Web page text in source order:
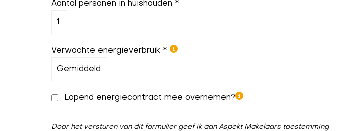
Aantal personen in huishouden *
Verwachte energieverbruik *
Lopend energiecontract mee overnemen?
Door het versturen van dit formulier geef ik aan Aspekt Makelaars toestemming